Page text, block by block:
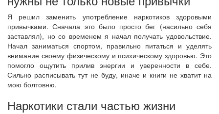
Я решил заменить употребление наркотиков здоровыми
привычками. Сначала это было просто бег (насильно себя
заставлял), но со временем я начал получать удовольствие.
Начал заниматься спортом, правильно питаться и уделять
внимание своему физическому и психическому здоровью. Это
помогло ощутить прилив энергии и уверенности в себе.
Сильно расписывать тут не буду, иначе и книги не хватит на
мою болтовню.
Наркотики стали частью жизни